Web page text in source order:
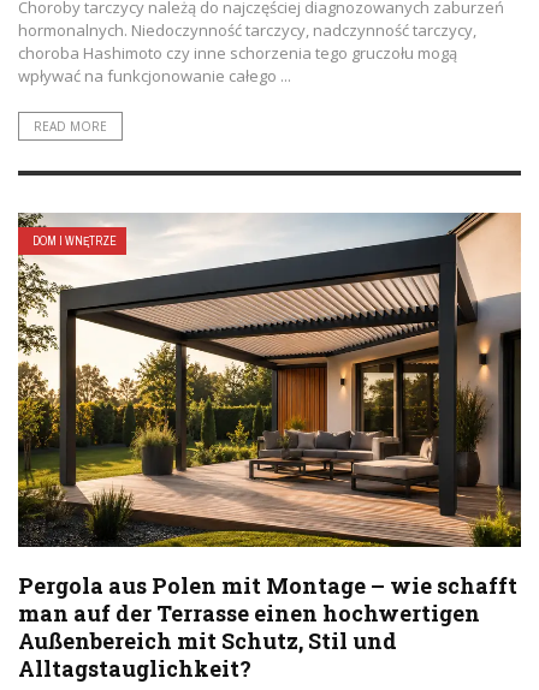
Choroby tarczycy należą do najczęściej diagnozowanych zaburzeń
hormonalnych. Niedoczynność tarczycy, nadczynność tarczycy,
choroba Hashimoto czy inne schorzenia tego gruczołu mogą
wpływać na funkcjonowanie całego ...
READ MORE
DOM I WNĘTRZE
Pergola aus Polen mit Montage – wie schafft
man auf der Terrasse einen hochwertigen
Außenbereich mit Schutz, Stil und
Alltagstauglichkeit?